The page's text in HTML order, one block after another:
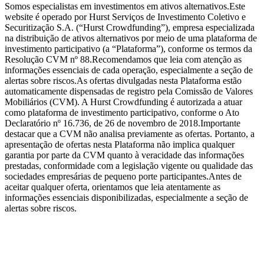
Somos especialistas em investimentos em ativos alternativos.Este
website é operado por Hurst Serviços de Investimento Coletivo e
Securitização S.A. (“Hurst Crowdfunding”), empresa especializada
na distribuição de ativos alternativos por meio de uma plataforma de
investimento participativo (a “Plataforma”), conforme os termos da
Resolução CVM nº 88.Recomendamos que leia com atenção as
informações essenciais de cada operação, especialmente a seção de
alertas sobre riscos.As ofertas divulgadas nesta Plataforma estão
automaticamente dispensadas de registro pela Comissão de Valores
Mobiliários (CVM). A Hurst Crowdfunding é autorizada a atuar
como plataforma de investimento participativo, conforme o Ato
Declaratório nº 16.736, de 26 de novembro de 2018.Importante
destacar que a CVM não analisa previamente as ofertas. Portanto, a
apresentação de ofertas nesta Plataforma não implica qualquer
garantia por parte da CVM quanto à veracidade das informações
prestadas, conformidade com a legislação vigente ou qualidade das
sociedades empresárias de pequeno porte participantes.Antes de
aceitar qualquer oferta, orientamos que leia atentamente as
informações essenciais disponibilizadas, especialmente a seção de
alertas sobre riscos.